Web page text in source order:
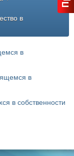
в
в
в
в собственности